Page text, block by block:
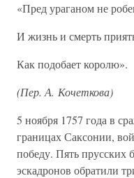
«Пред ураганом не
И жизнь и смерть
Как подобает королю».
(Пер. А. Кочеткова)
5 ноября 1757 года в
границах Саксонии,
победу. Пять прусских
эскадронов обратили